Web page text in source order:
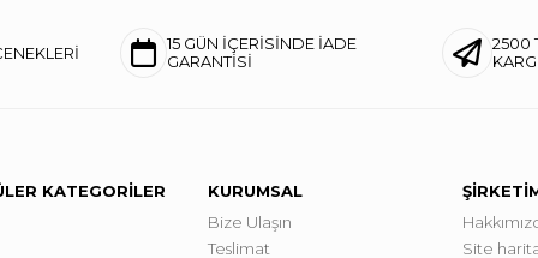
15 GÜN İÇERİSİNDE İADE
GARANTİSİ
2500
KATEGORİLER
KURUMSAL
Bize Ulaşın
Teslimat
Site